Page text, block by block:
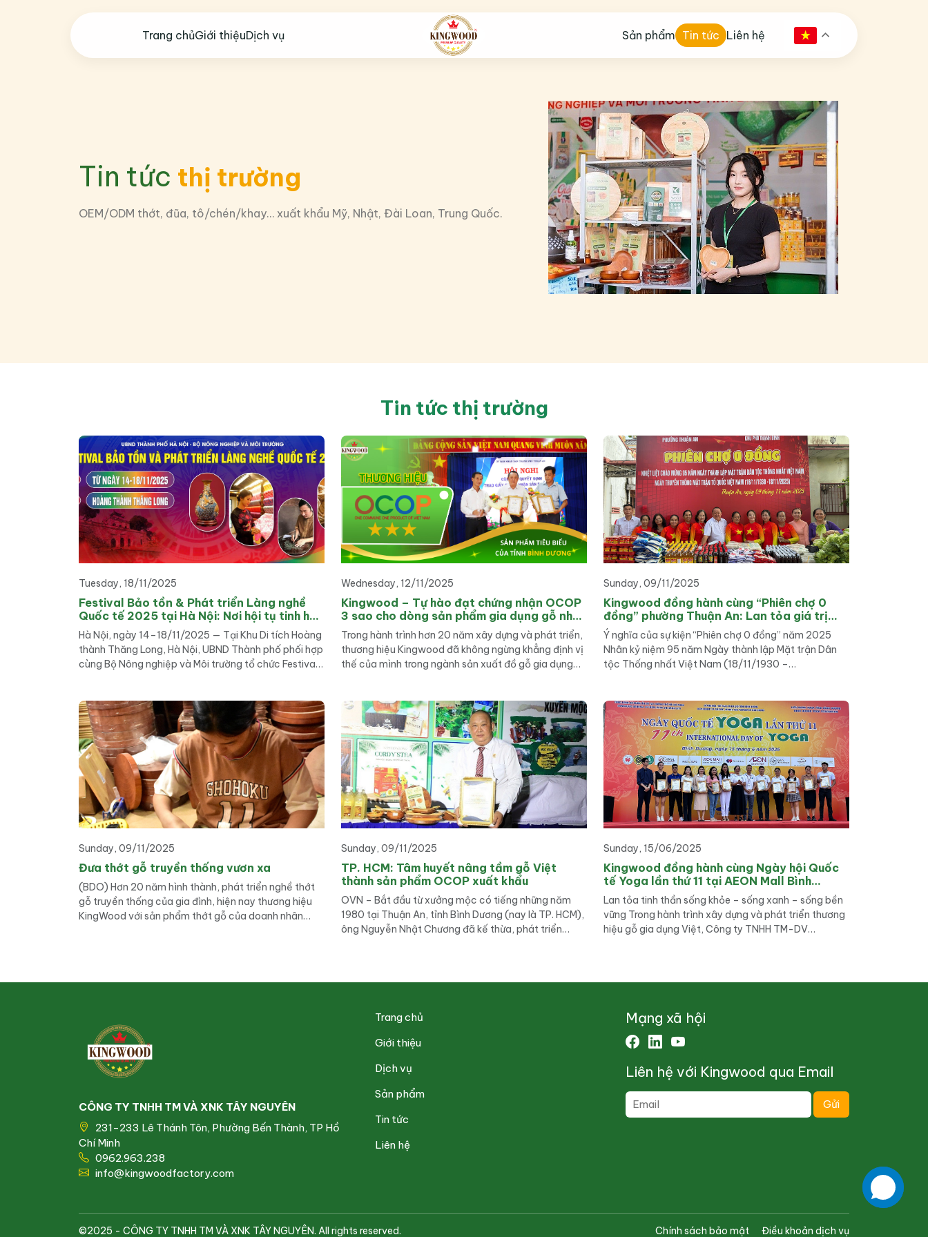
Trang chủGiới thiệuDịch vụ Sản phẩm Tin tức Liên hệ
Tin tức thị trường
OEM/ODM thớt, đũa, tô/chén/khay… xuất khẩu Mỹ, Nhật, Đài Loan, Trung Quốc.
Tin tức thị trường
Tuesday, 18/11/2025
Festival Bảo tồn & Phát triển Làng nghề
Quốc tế 2025 tại Hà Nội: Nơi hội tụ tinh hoa
làng nghề Việt và quốc tế
Hà Nội, ngày 14–18/11/2025 — Tại Khu Di tích Hoàng
thành Thăng Long, Hà Nội, UBND Thành phố phối hợp
cùng Bộ Nông nghiệp và Môi trường tổ chức Festival
kiến […]
Wednesday, 12/11/2025
Kingwood – Tự hào đạt chứng nhận OCOP
3 sao cho dòng sản phẩm gia dụng gỗ nhà
bếp
Trong hành trình hơn 20 năm xây dựng và phát triển,
thương hiệu Kingwood đã không ngừng khẳng định vị
thế của mình trong ngành sản xuất đồ gỗ gia dụng
OCOP 3 sao […]
Sunday, 09/11/2025
Kingwood đồng hành cùng “Phiên chợ 0
đồng” phường Thuận An: Lan tỏa giá trị
cộng đồng và sẻ chia
Ý nghĩa của sự kiện “Phiên chợ 0 đồng” năm 2025
Nhân kỷ niệm 95 năm Ngày thành lập Mặt trận Dân
tộc Thống nhất Việt Nam (18/11/1930 –
có hoàn cảnh khó […]
Sunday, 09/11/2025
Đưa thớt gỗ truyền thống vươn xa
(BDO) Hơn 20 năm hình thành, phát triển nghề thớt
gỗ truyền thống của gia đình, hiện nay thương hiệu
KingWood với sản phẩm thớt gỗ của doanh nhân
Sunday, 09/11/2025
TP. HCM: Tâm huyết nâng tầm gỗ Việt
thành sản phẩm OCOP xuất khẩu
OVN – Bắt đầu từ xưởng mộc có tiếng những năm
1980 tại Thuận An, tỉnh Bình Dương (nay là TP. HCM),
ông Nguyễn Nhật Chương đã kế thừa, phát triển
Sunday, 15/06/2025
Kingwood đồng hành cùng Ngày hội Quốc
tế Yoga lần thứ 11 tại AEON Mall Bình
Dương
Lan tỏa tinh thần sống khỏe – sống xanh – sống bền
vững Trong hành trình xây dựng và phát triển thương
hiệu gỗ gia dụng Việt, Công ty TNHH TM-DV
CÔNG TY TNHH TM VÀ XNK TÂY NGUYÊN
231-233 Lê Thánh Tôn, Phường Bến Thành, TP Hồ
Chí Minh
0962.963.238
info@kingwoodfactory.com
Trang chủ
Giới thiệu
Dịch vụ
Sản phẩm
Tin tức
Liên hệ
Mạng xã hội
Liên hệ với Kingwood qua Email
©2025 - CÔNG TY TNHH TM VÀ XNK TÂY NGUYÊN. All rights reserved. Chính sách bảo mật Điều khoản dịch vụ